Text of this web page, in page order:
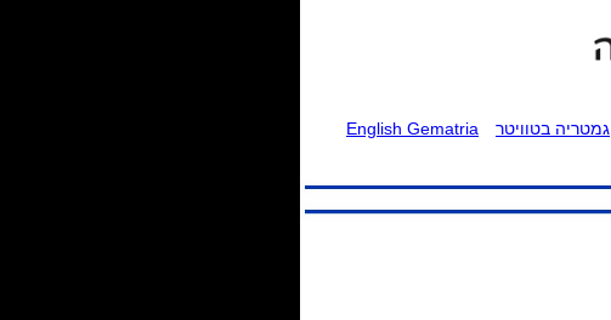
גמטריה בטוויטר
English Gematria